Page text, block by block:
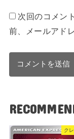
次回のコメン
前、メールアド
ク